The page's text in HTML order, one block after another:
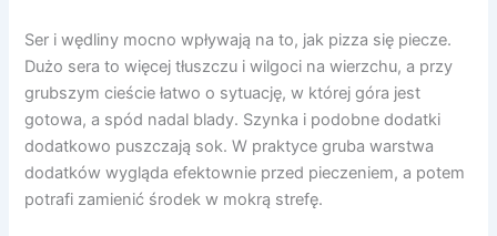
Ser i wędliny mocno wpływają na to, jak pizza się piecze.
Dużo sera to więcej tłuszczu i wilgoci na wierzchu, a przy
grubszym cieście łatwo o sytuację, w której góra jest
gotowa, a spód nadal blady. Szynka i podobne dodatki
dodatkowo puszczają sok. W praktyce gruba warstwa
dodatków wygląda efektownie przed pieczeniem, a potem
potrafi zamienić środek w mokrą strefę.